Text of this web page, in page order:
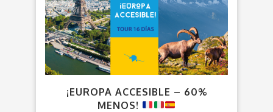
¡EUROPA ACCESIBLE – 60%
MENOS!